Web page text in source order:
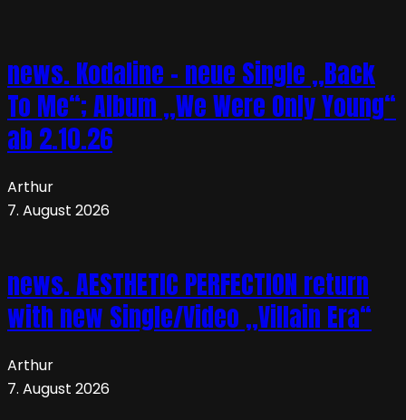
news. Kodaline – neue Single „Back
To Me“; Album „We Were Only Young“
ab 2.10.26
Arthur
7. August 2026
news. AESTHETIC PERFECTION return
with new Single/Video „Villain Era“
Arthur
7. August 2026